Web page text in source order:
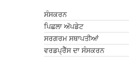
ਸੰਸਕਰਨ
ਪਿਛਲਾ ਅੱਪਡੇਟ
ਸਰਗਰਮ ਸਥਾਪਤੀਆਂ
ਵਰਡਪ੍ਰੈੱਸ ਦਾ ਸੰਸਕਰਨ